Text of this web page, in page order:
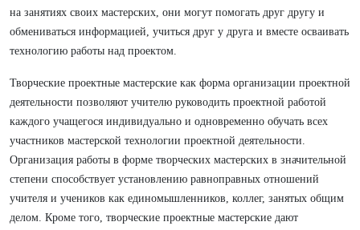
на занятиях своих мастерских, они могут помогать друг другу и
обмениваться информацией, учиться друг у друга и вместе осваивать
технологию работы над проектом.
Творческие проектные мастерские как форма организации проектной
деятельности позволяют учителю руководить проектной работой
каждого учащегося индивидуально и одновременно обучать всех
участников мастерской технологии проектной деятельности.
Организация работы в форме творческих мастерских в значительной
степени способствует установлению равноправных отношений
учителя и учеников как единомышленников, коллег, занятых общим
делом. Кроме того, творческие проектные мастерские дают